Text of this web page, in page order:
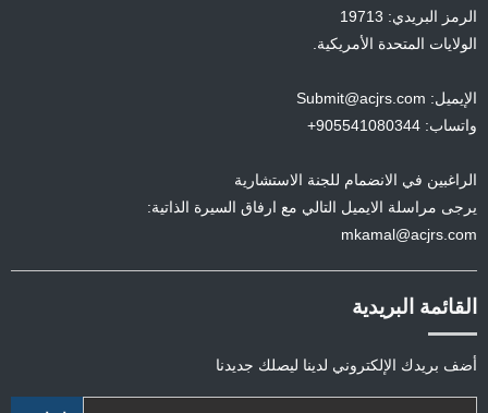
الرمز البريدي: 19713
الولايات المتحدة الأمريكية.
الإيميل: Submit@acjrs.com
واتساب: 905541080344+
الراغبين في الانضمام للجنة الاستشارية
يرجى مراسلة الايميل التالي مع ارفاق السيرة الذاتية:
mkamal@acjrs.com
القائمة البريدية
أضف بريدك الإلكتروني لدينا ليصلك جديدنا